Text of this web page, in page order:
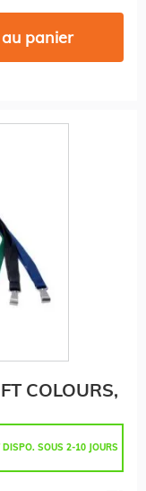
panier
COLOURS,
DISPO. SOUS 2-10 JOURS